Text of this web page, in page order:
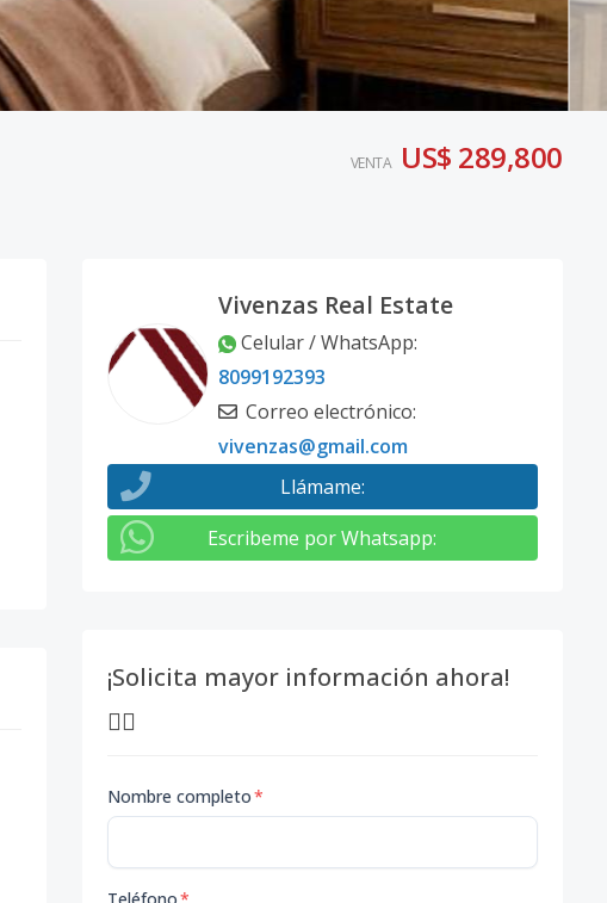
VENTA US$ 289,800
Vivenzas Real Estate
Celular / WhatsApp:
8099192393
Correo electrónico:
vivenzas@gmail.com
Llámame:
Escribeme por Whatsapp:
¡Solicita mayor información ahora!
👇🏽
Nombre completo*